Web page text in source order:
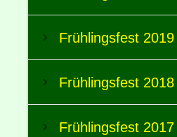
Frühlingsfest 2019
Frühlingsfest 2018
Frühlingsfest 2017